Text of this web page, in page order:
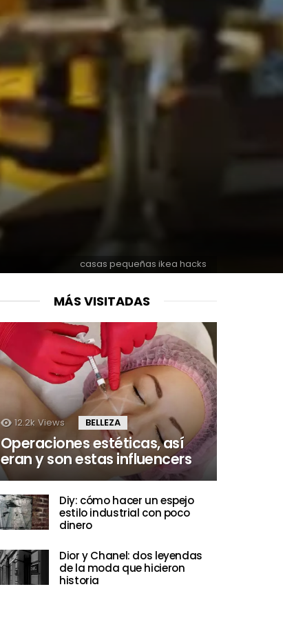
casas pequeñas ikea hacks
MÁS VISITADAS
12.2k Views BELLEZA
Operaciones estéticas, así
eran y son estas influencers
Diy: cómo hacer un espejo
estilo industrial con poco
dinero
Dior y Chanel: dos leyendas
de la moda que hicieron
historia